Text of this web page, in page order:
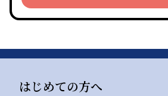
はじめての方へ